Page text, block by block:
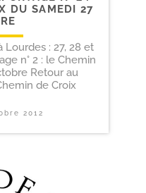
DU SAMEDI 27
Lourdes : 27, 28 et
n° 2 : le Chemin
Retour au
de Croix
2012